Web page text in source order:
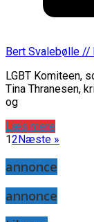
Bert Svalebølle
LGBT Komiteen,
Tina Thranesen,
og
Læs mere
12 Næste »
annonce
annonce